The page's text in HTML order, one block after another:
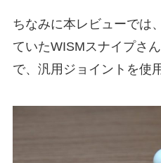
ちなみに本レビューでは
ていたWISMスナイプさ
で、汎用ジョイントを使